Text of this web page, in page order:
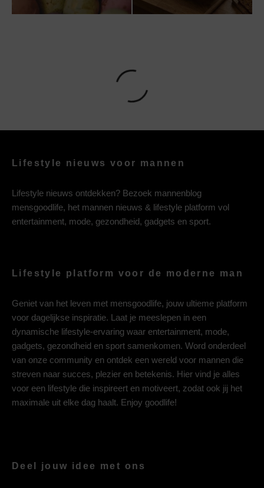
Lifestyle nieuws voor mannen
Lifestyle nieuws ontdekken? Bezoek mannenblog
mensgoodlife, het mannen nieuws & lifestyle platform vol
entertainment, mode, gezondheid, gadgets en sport.
Lifestyle platform voor de moderne man
Geniet van het leven met mensgoodlife, jouw ultieme platform
voor dagelijkse inspiratie. Laat je meeslepen in een
dynamische lifestyle-ervaring waar entertainment, mode,
gadgets, gezondheid en sport samenkomen. Word onderdeel
van onze community en ontdek een wereld voor mannen die
streven naar succes, plezier en betekenis. Hier vind je alles
voor een lifestyle die inspireert en motiveert, zodat ook jij het
maximale uit elke dag haalt. Enjoy goodlife!
Deel jouw idee met ons